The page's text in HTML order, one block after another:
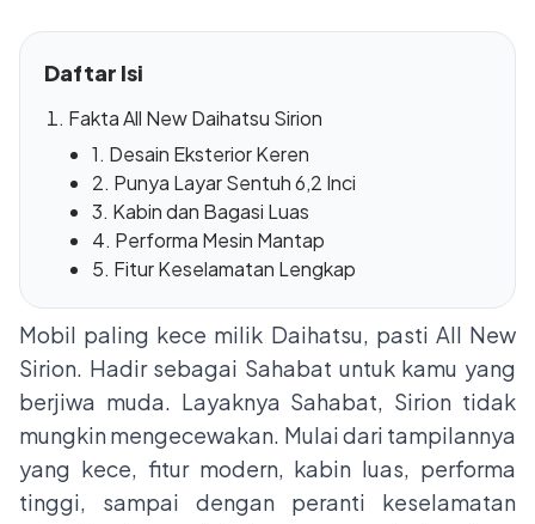
Daftar Isi
Fakta All New Daihatsu Sirion
1. Desain Eksterior Keren
2. Punya Layar Sentuh 6,2 Inci
3. Kabin dan Bagasi Luas
4. Performa Mesin Mantap
5. Fitur Keselamatan Lengkap
Mobil paling kece milik Daihatsu, pasti All New
Sirion. Hadir sebagai Sahabat untuk kamu yang
berjiwa muda. Layaknya Sahabat, Sirion tidak
mungkin mengecewakan. Mulai dari tampilannya
yang kece, fitur modern, kabin luas, performa
tinggi, sampai dengan peranti keselamatan